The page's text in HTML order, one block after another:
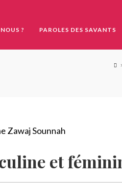
? PAROLES DES SAVANTS
et